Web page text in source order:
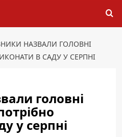
НАЗВАЛИ ГОЛОВНІ
В САДУ У СЕРПНІ
головні
у серпні